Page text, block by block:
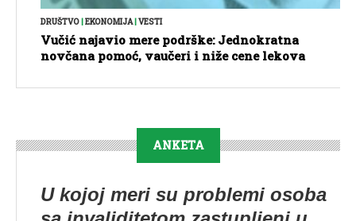
DRUŠTVO|EKONOMIJA|VESTI
Vučić najavio mere podrške: Jednokratna
novčana pomoć, vaučeri i niže cene lekova
ANKETA
U kojoj meri su problemi osoba